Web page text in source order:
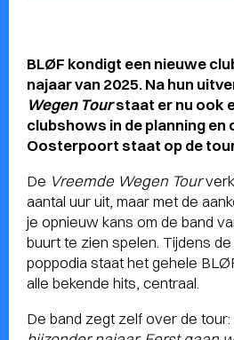
BLØF kondigt een nieuwe
najaar van 2025. Na hun
Wegen Tourstaat er nu ook
clubshows in de planning en
Oosterpoort staat op de
De Vreemde Wegen Tour
aantal uur uit, maar met de
je opnieuw kans om de band
buurt te zien spelen. Tijdens
poppodia staat het gehele
alle bekende hits, centraal.
De band zegt zelf over de tour: